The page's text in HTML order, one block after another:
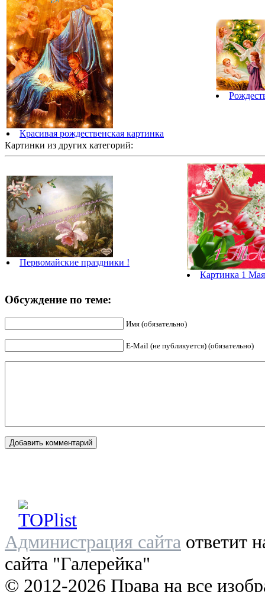
Красивая рождественская картинка
Картинки из других категорий:
Первомайские праздники !
Картинка 1
Обсуждение по теме:
Имя (обязательно)
E-Mail (не публикуется) (обязательно)
Администрация сайта ответит
сайта "Галерейка"
© 2012-2026 Права на все